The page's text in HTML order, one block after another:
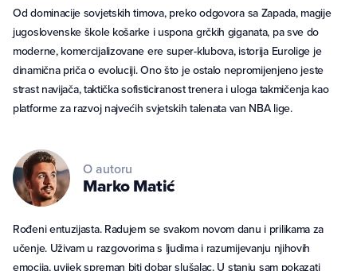
Od dominacije sovjetskih timova, preko odgovora sa Zapada, magije
jugoslovenske škole košarke i uspona grčkih giganata, pa sve do
moderne, komercijalizovane ere super-klubova, istorija Eurolige je
dinamična priča o evoluciji. Ono što je ostalo nepromijenjeno jeste
strast navijača, taktička sofisticiranost trenera i uloga takmičenja kao
platforme za razvoj najvećih svjetskih talenata van NBA lige.
O autoru
MarkoMatić
Rođeni entuzijasta. Radujem se svakom novom danu i prilikama za
učenje. Uživam u razgovorima s ljudima i razumijevanju njihovih
emocija, uvijek spreman biti dobar slušalac. U stanju sam pokazati